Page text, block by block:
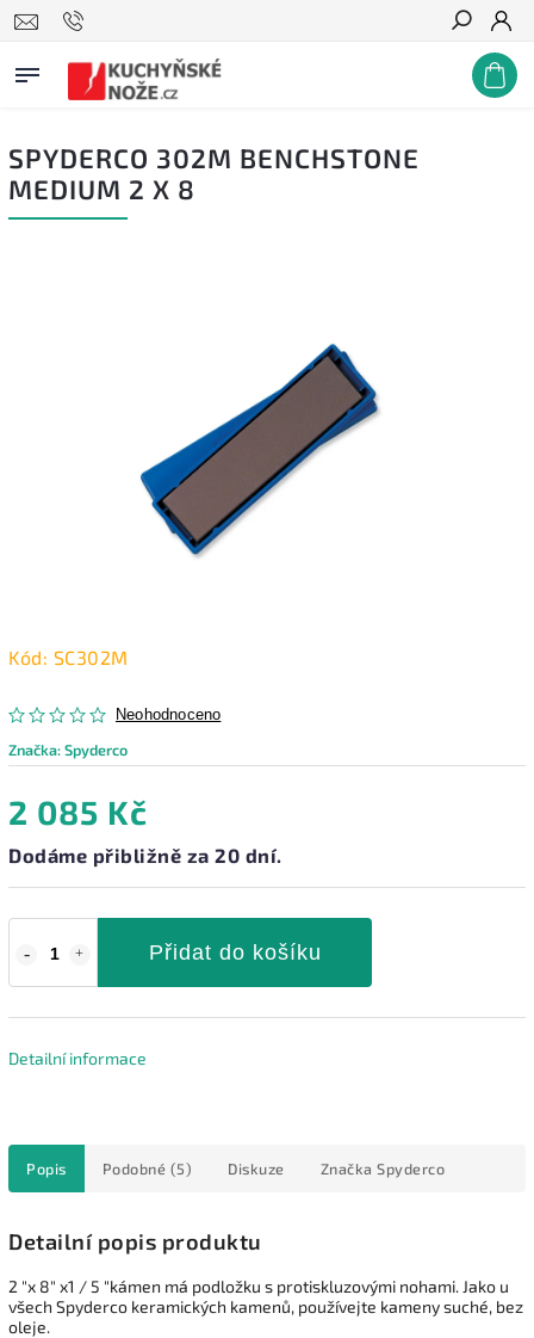
Hledat
SPYDERCO 302M BENCHSTONE
MEDIUM 2 X 8
Kód: SC302M
Neohodnoceno
Značka:Spyderco
2 085 Kč
Dodáme přibližně za 20 dní.
Přidat do košíku
Detailní informace
Popis Podobné (5) Diskuze Značka Spyderco
Detailní popis produktu
2 "x 8" x1 / 5 "kámen má podložku s protiskluzovými nohami. Jako u
všech Spyderco keramických kamenů, používejte kameny suché, bez
oleje.